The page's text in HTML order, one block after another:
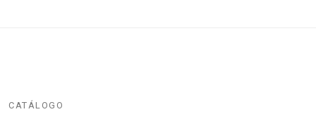
CATÁLOGO